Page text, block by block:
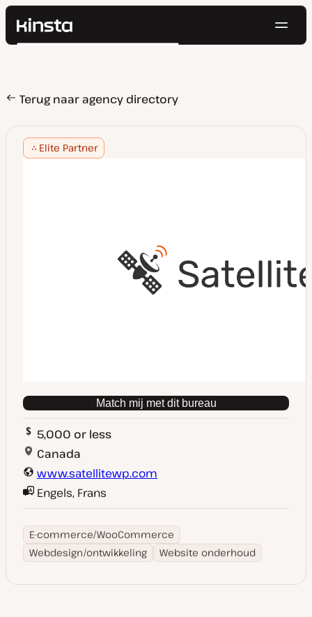
Kinsta®
Prijzen
Bronnen
Contact
Zoeken
Terug naar agency directory
Elite Partner
Match mij met dit bureau
5,000 or less
Canada
www.satellitewp.com
Engels, Frans
E-commerce/WooCommerce
Webdesign/ontwikkeling
Website onderhoud